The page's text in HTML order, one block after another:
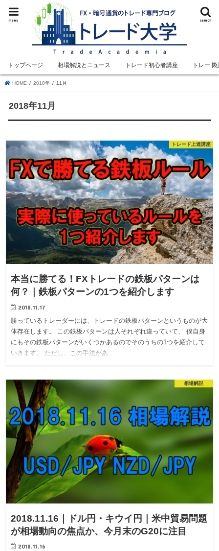
search
menu
トップページ 相場解説とニュース トレード初心者講座 トレード
HOME 2018年 11月
2018年11月
トレード上達講座
本当に勝てる！FXトレードの鉄板パターンは
何？｜鉄板パターンの1つを紹介します
2018.11.17
勝っているトレーダーには、トレードの鉄板パターンというものが大
体存在します。 この鉄板パターンは人それぞれ違っていて、 僕自身
にもその鉄板パターンがいくつかあるのでそのうちの1つを紹介して
いきます。 ただし、この手法があ…
相場解説
2018.11.16｜ドル円・キウイ円｜米中貿易問題
が相場動向の焦点か、今月末のG20に注目
2018.11.16